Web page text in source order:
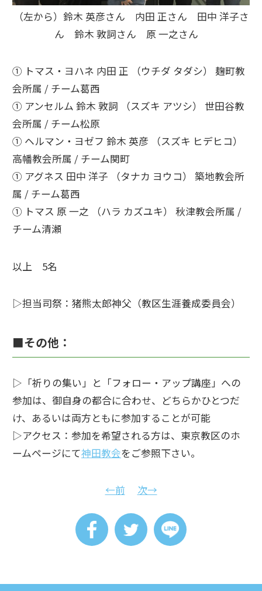
（左から）鈴木 英彦さん 内田 正さん 田中 洋子さ
ん 鈴木 敦詞さん 原 一之さん
① トマス・ヨハネ 内田 正 （ウチダ タダシ） 麹町教
会所属 / チーム葛西
① アンセルム 鈴木 敦詞 （スズキ アツシ） 世田谷教
会所属 / チーム松原
① ヘルマン・ヨゼフ 鈴木 英彦 （スズキ ヒデヒコ）
高幡教会所属 / チーム関町
① アグネス 田中 洋子 （タナカ ヨウコ） 築地教会所
属 / チーム葛西
① トマス 原 一之 （ハラ カズユキ） 秋津教会所属 /
チーム清瀬
以上 5名
▷担当司祭：猪熊太郎神父（教区生涯養成委員会）
■その他：
▷「祈りの集い」と「フォロー・アップ講座」への
参加は、御自身の都合に合わせ、どちらかひとつだ
け、あるいは両方ともに参加することが可能
▷アクセス：参加を希望される方は、東京教区のホ
ームページにて神田教会をご参照下さい。
←前 次→